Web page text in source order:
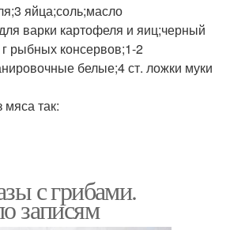
яйца;соль;масло
варки картофеля и яиц;черный
рыбных консервов;1-2
белые;4 ст. ложки муки
так:
с грибами.
записям